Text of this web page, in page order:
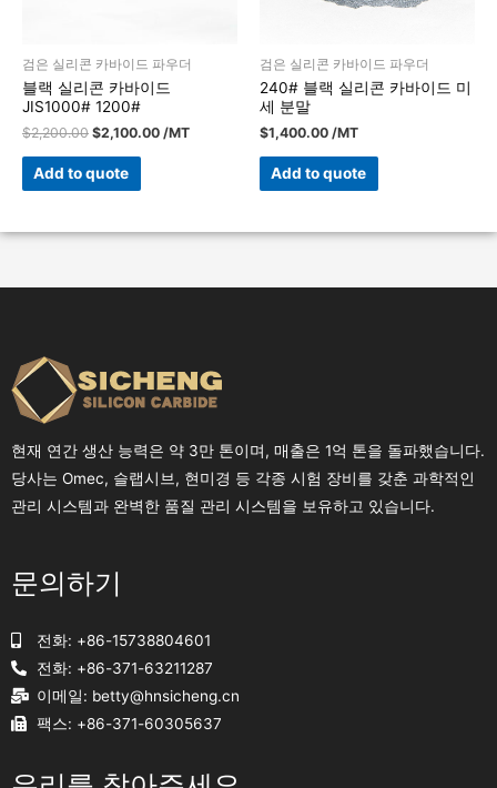
검은 실리콘 카바이드 파우더
블랙 실리콘 카바이드
JIS1000# 1200#
$2,200.00 $2,100.00 /MT
Add to quote
검은 실리콘 카바이드 파우더
240# 블랙 실리콘 카바이드 미
세 분말
$1,400.00 /MT
Add to quote
현재 연간 생산 능력은 약 3만 톤이며, 매출은 1억 톤을 돌파했습니다.
당사는 Omec, 슬랩시브, 현미경 등 각종 시험 장비를 갖춘 과학적인
관리 시스템과 완벽한 품질 관리 시스템을 보유하고 있습니다.
문의하기
전화: +86-15738804601
전화: +86-371-63211287
이메일: betty@hnsicheng.cn
팩스: +86-371-60305637